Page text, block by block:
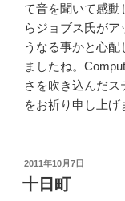
て音を聞いて感動
らジョブス氏が
うなる事かと心配
ましたね。
さを吹き込んだ
をお祈り申し上げ
投
稿
日:
2011年10月7日
十日町